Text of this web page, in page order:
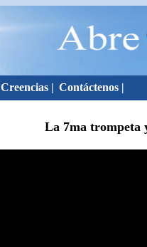
Creencias | Contáctenos |
La 7ma trompeta